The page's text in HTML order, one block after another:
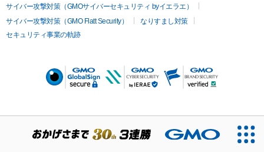
サイバー攻撃対策（GMOサイバーセキュリティ byイエラエ）
サイバー攻撃対策（GMO Flatt Security）
なりすまし対策
セキュリティ事業の軌跡